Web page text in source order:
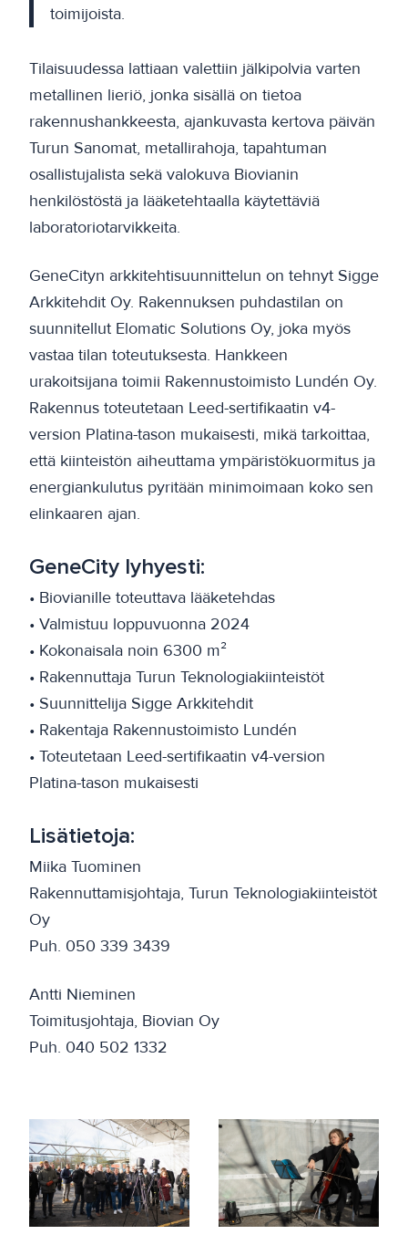
toimijoista.
Tilaisuudessa lattiaan valettiin jälkipolvia varten
metallinen lieriö, jonka sisällä on tietoa
rakennushankkeesta, ajankuvasta kertova päivän
Turun Sanomat, metallirahoja, tapahtuman
osallistujalista sekä valokuva Biovianin
henkilöstöstä ja lääketehtaalla käytettäviä
laboratoriotarvikkeita.
GeneCityn arkkitehtisuunnittelun on tehnyt Sigge
Arkkitehdit Oy. Rakennuksen puhdastilan on
suunnitellut Elomatic Solutions Oy, joka myös
vastaa tilan toteutuksesta. Hankkeen
urakoitsijana toimii Rakennustoimisto Lundén Oy.
Rakennus toteutetaan Leed-sertifikaatin v4-
version Platina-tason mukaisesti, mikä tarkoittaa,
että kiinteistön aiheuttama ympäristökuormitus ja
energiankulutus pyritään minimoimaan koko sen
elinkaaren ajan.
GeneCity lyhyesti:
• Biovianille toteuttava lääketehdas
• Valmistuu loppuvuonna 2024
• Kokonaisala noin 6300 m²
• Rakennuttaja Turun Teknologiakiinteistöt
• Suunnittelija Sigge Arkkitehdit
• Rakentaja Rakennustoimisto Lundén
• Toteutetaan Leed-sertifikaatin v4-version
Platina-tason mukaisesti
Lisätietoja:
Miika Tuominen
Rakennuttamisjohtaja, Turun Teknologiakiinteistöt
Oy
Puh. 050 339 3439
Antti Nieminen
Toimitusjohtaja, Biovian Oy
Puh. 040 502 1332